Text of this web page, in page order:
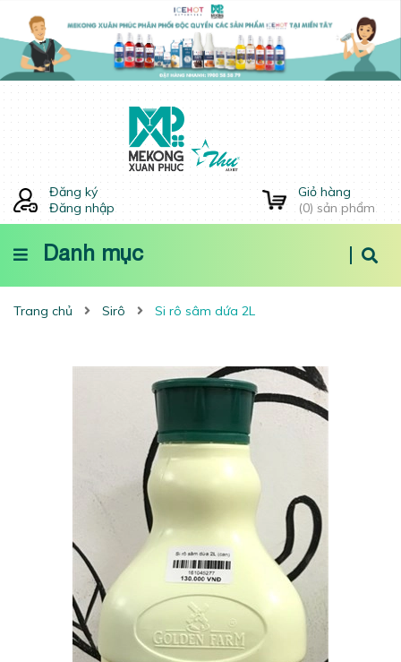
Đăng ký
Đăng nhập
Giỏ hàng
(0) sản phẩm
Danh mục
Trang chủ Sirô Si rô sâm dứa 2L